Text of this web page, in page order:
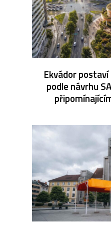
Ekvádor
podle návrhu